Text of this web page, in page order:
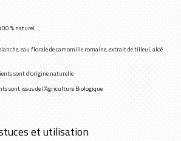
% naturel.
eau florale de camomille romaine, extrait de tilleul, aloé
sont d’origine naturelle
sont issus de l’Agriculture Biologique
et utilisation